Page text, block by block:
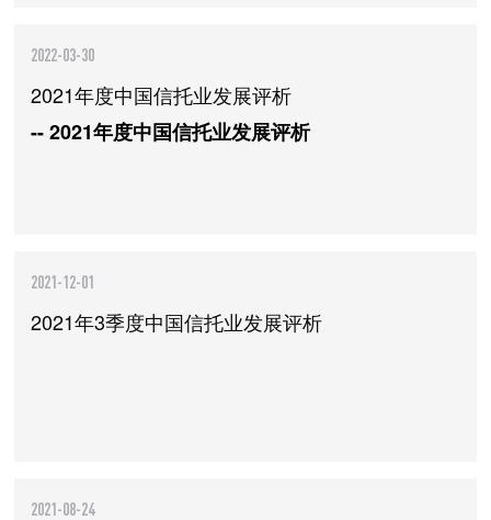
2022-03-30
2021年度中国信托业发展评析
-- 2021年度中国信托业发展评析
2021-12-01
2021年3季度中国信托业发展评析
2021-08-24